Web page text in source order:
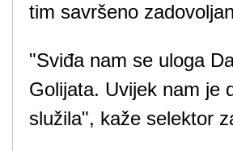
tim savršeno
"Sviđa nam se uloga
Golijata. Uvijek nam je
služila", kaže selektor